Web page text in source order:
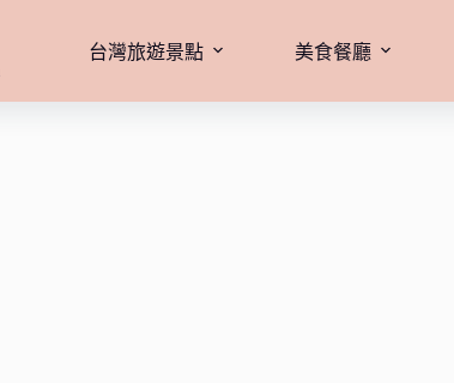
台灣旅遊景點 美食餐廳